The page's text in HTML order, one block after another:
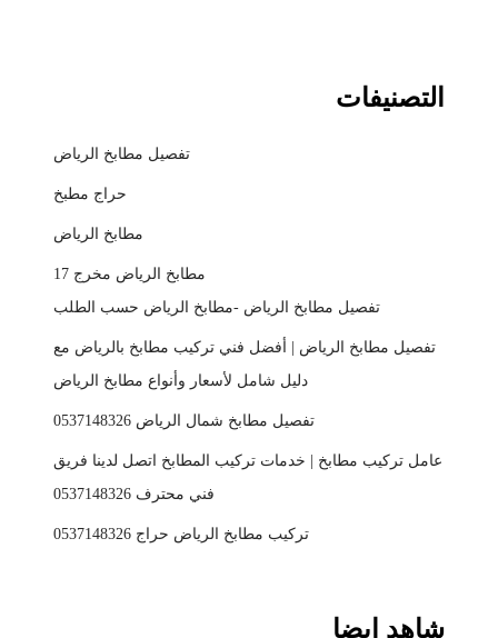
التصنيفات
تفصيل مطابخ الرياض
حراج مطبخ
مطابخ الرياض
مطابخ الرياض مخرج 17
تفصيل مطابخ الرياض -مطابخ الرياض حسب الطلب
تفصيل مطابخ الرياض | أفضل فني تركيب مطابخ بالرياض مع
دليل شامل لأسعار وأنواع مطابخ الرياض
تفصيل مطابخ شمال الرياض 0537148326
عامل تركيب مطابخ | خدمات تركيب المطابخ اتصل لدينا فريق
فني محترف 0537148326
تركيب مطابخ الرياض حراج 0537148326
شاهد ايضا